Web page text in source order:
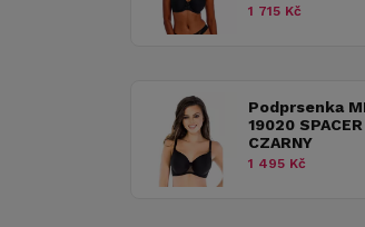
1 715 Kč
Podprsenka
19020
CZARNY
1 495 Kč